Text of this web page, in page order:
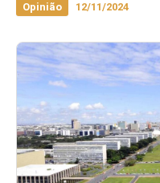
Opinião 12/11/2024